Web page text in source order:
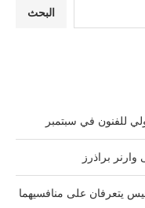
البحث
للفنون في سبتمبر
براذرز
يتعرفان على منافسيهما